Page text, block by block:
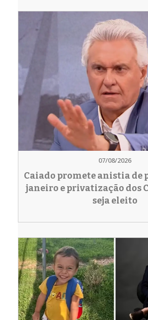
07/08/2026
Caiado promete anistia de
janeiro e privatização dos
seja eleito